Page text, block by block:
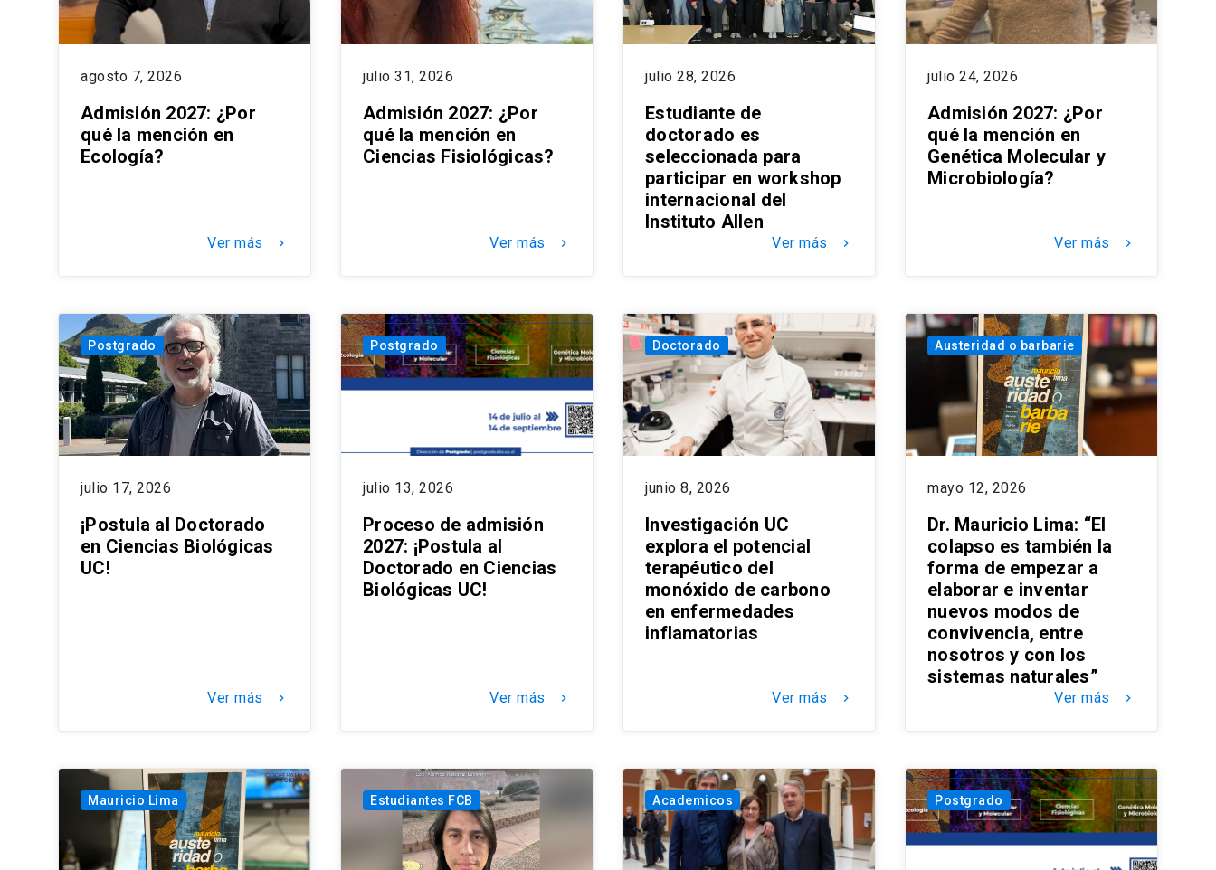
agosto 7, 2026
Admisión 2027: ¿Por
qué la mención en
Ecología?
Ver más keyboard_arrow_right
julio 31, 2026
Admisión 2027: ¿Por
qué la mención en
Ciencias Fisiológicas?
Ver más keyboard_arrow_right
julio 28, 2026
Estudiante de
doctorado es
seleccionada para
participar en workshop
internacional del
Instituto Allen
Ver más keyboard_arrow_right
julio 24, 2026
Admisión 2027: ¿Por
qué la mención en
Genética Molecular y
Microbiología?
Ver más keyboard_arrow_right
Postgrado
julio 17, 2026
¡Postula al Doctorado
en Ciencias Biológicas
UC!
Ver más keyboard_arrow_right
Postgrado
julio 13, 2026
Proceso de admisión
2027: ¡Postula al
Doctorado en Ciencias
Biológicas UC!
Ver más keyboard_arrow_right
Doctorado
junio 8, 2026
Investigación UC
explora el potencial
terapéutico del
monóxido de carbono
en enfermedades
inflamatorias
Ver más keyboard_arrow_right
Austeridad o barbarie
mayo 12, 2026
Dr. Mauricio Lima: “El
colapso es también la
forma de empezar a
elaborar e inventar
nuevos modos de
convivencia, entre
nosotros y con los
sistemas naturales”
Ver más keyboard_arrow_right
Mauricio Lima Estudiantes FCB Academicos Postgrado